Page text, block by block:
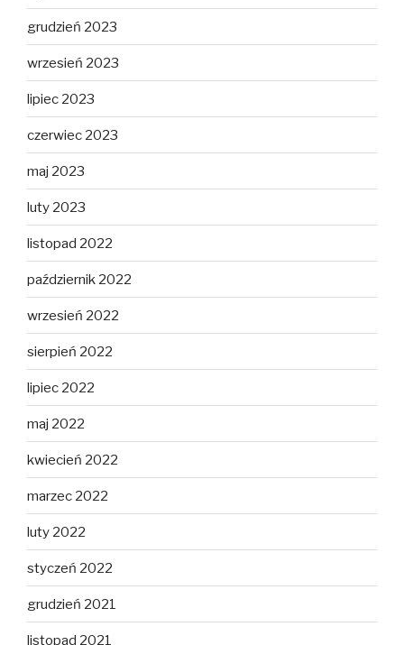
grudzień 2023
wrzesień 2023
lipiec 2023
czerwiec 2023
maj 2023
luty 2023
listopad 2022
październik 2022
wrzesień 2022
sierpień 2022
lipiec 2022
maj 2022
kwiecień 2022
marzec 2022
luty 2022
styczeń 2022
grudzień 2021
listopad 2021